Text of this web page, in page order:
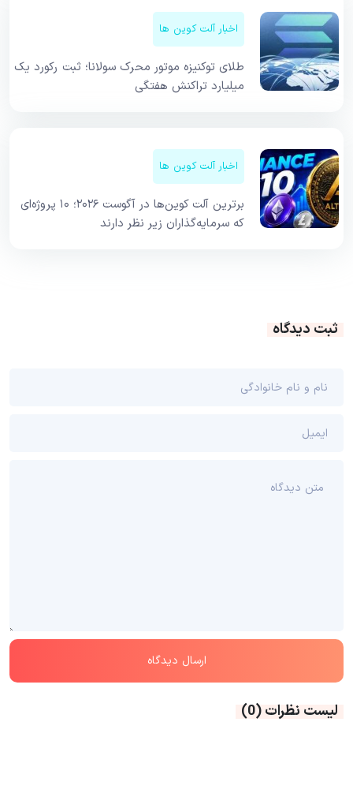
اخبار آلت کوین ها
طلای توکنیزه موتور محرک سولانا؛ ثبت رکورد یک
میلیارد تراکنش هفتگی
اخبار آلت کوین ها
برترین آلت کوین‌ها در آگوست ۲۰۲۶؛ ۱۰ پروژه‌ای
که سرمایه‌گذاران زیر نظر دارند
ثبت دیدگاه
لیست نظرات(0)